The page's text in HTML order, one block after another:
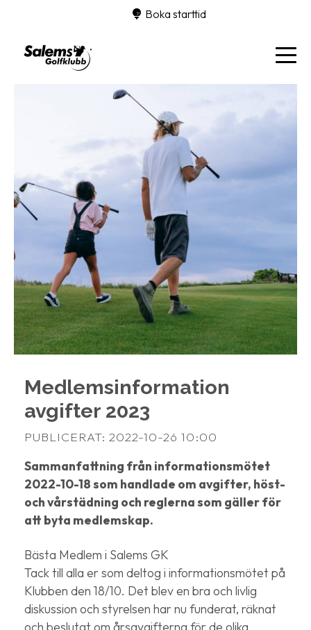
Boka starttid
Medlemsinformation
avgifter 2023
PUBLICERAT: 2022-10-26 10:00
Sammanfattning från informationsmötet
2022-10-18 som handlade om avgifter, höst-
och vårstädning och reglerna som gäller för
att byta medlemskap.
Bästa Medlem i Salems GK
Tack till alla er som deltog i informationsmötet på
Klubben den 18/10. Det blev en bra och livlig
diskussion och styrelsen har nu funderat, räknat